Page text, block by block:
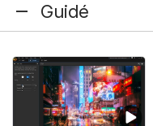
Guidé